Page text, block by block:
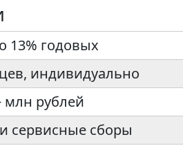
13% годовых
индивидуально
млн рублей
сервисные сборы